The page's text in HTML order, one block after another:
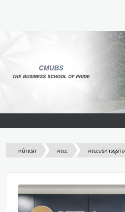
หน้าแรก คณะ คณะบริหารธุรกิจ